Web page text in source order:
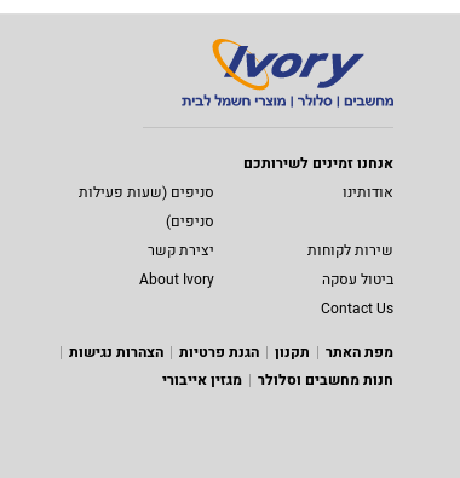
אנחנו זמינים לשירותכם
אודותינו
סניפים (שעות פעילות
סניפים)
שירות לקוחות
יצירת קשר
ביטול עסקה
About Ivory
Contact Us
מפת האתר
תקנון הגנת פרטיות
הצהרות נגישות
חנות מחשבים וסלולר
מגזין אייבורי